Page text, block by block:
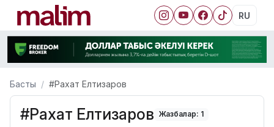
RU
Басты #Рахат Елтизаров
#Рахат Елтизаров Жазбалар: 1